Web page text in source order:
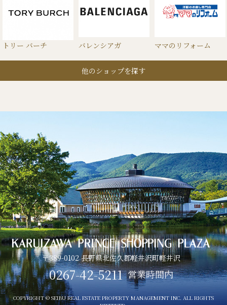
トリー バーチ バレンシアガ ママのリフォーム
他のショップを探す
〒389-0102 長野県北佐久郡軽井沢町軽井沢
0267-42-5211 営業時間内
COPYRIGHT © SEIBU REAL ESTATE PROPERTY MANAGEMENT INC. ALL RIGHTS